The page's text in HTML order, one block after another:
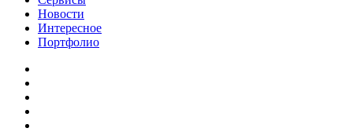
Новости
Интересное
Портфолио